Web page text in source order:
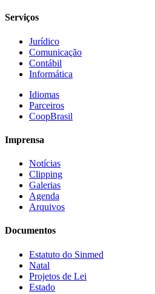
Serviços
Jurídico
Comunicação
Contábil
Informática
Idiomas
Parceiros
CoopBrasil
Imprensa
Notícias
Clipping
Galerias
Agenda
Arquivos
Documentos
Estatuto do Sinmed
Natal
Projetos de Lei
Estado